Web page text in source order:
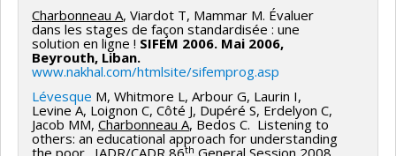
Charbonneau A, Viardot T, Mammar M. Évaluer
dans les stages de façon standardisée : une
solution en ligne ! SIFEM 2006. Mai 2006,
Beyrouth, Liban.
www.nakhal.com/htmlsite/sifemprog.asp
Lévesque M, Whitmore L, Arbour G, Laurin I,
Levine A, Loignon C, Côté J, Dupéré S, Erdelyon C,
Jacob MM, Charbonneau A, Bedos C. Listening to
others: an educational approach for understanding
th